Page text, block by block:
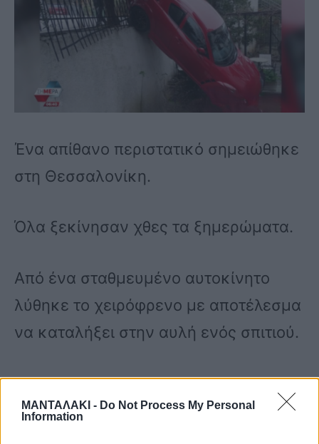
ΜΑΝΤΑΛΑΚΙ - Do Not Process My Personal
Information
Ένα απίθανο περιστατικό σημειώθηκε
στη Θεσσαλονίκη.
Όλα ξεκίνησαν χθες τα ξημερώματα.
Από ένα σταθμευμένο αυτοκίνητο
λύθηκε το χειρόφρενο με αποτέλεσμα
να καταλήξει στην αυλή ενός σπιτιού.